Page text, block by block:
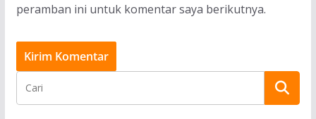
peramban ini untuk komentar saya berikutnya.
Pelatihan Lectio Divina di Paroki Kapan,
Membangkitkan Semangat Literasi Kitab Suci
pada Orang Muda, Remaja dan Anak-anak